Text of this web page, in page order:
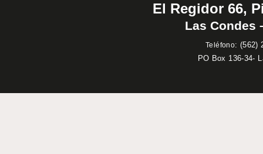
El Regidor 66,
Las Condes
Teléfono: (562)
PO Box 136-34-